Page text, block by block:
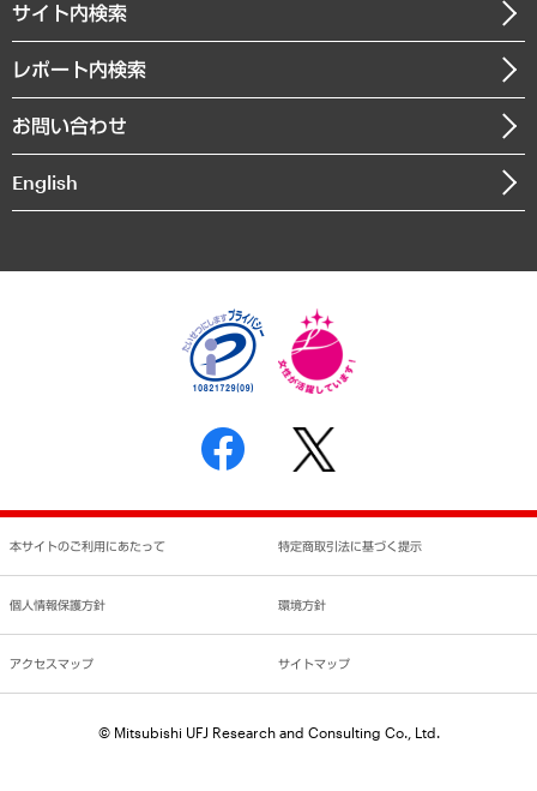
まちづくり・観光・交通・スポーツ・スマートシティ
自然資源・農林水産業・食料システム
メディア掲載・出演
沿革
組織図・本部部室紹介
インドネシア現地法人
個人情報保護方針
反社会的勢力に対する基本方針
書面による個人情報の開示等の請求の手続きについて
サイト内検索
レポート内検索
お問い合わせ
English
本サイトのご利用にあたって 特定商取引法に基づく提示
個人情報保護方針 環境方針
アクセスマップ サイトマップ
© Mitsubishi UFJ Research and Consulting Co., Ltd.